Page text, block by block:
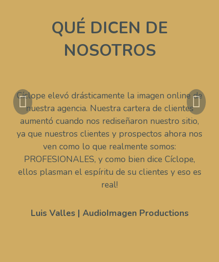
QUÉ DICEN DE
NOSOTROS
Cíclope elevó drásticamente la imagen online de
nuestra agencia. Nuestra cartera de clientes
aumentó cuando nos rediseñaron nuestro sitio,
ya que nuestros clientes y prospectos ahora nos
ven como lo que realmente somos:
PROFESIONALES, y como bien dice Cíclope,
ellos plasman el espíritu de su clientes y eso es
real!
Luis Valles | AudioImagen Productions
Previous